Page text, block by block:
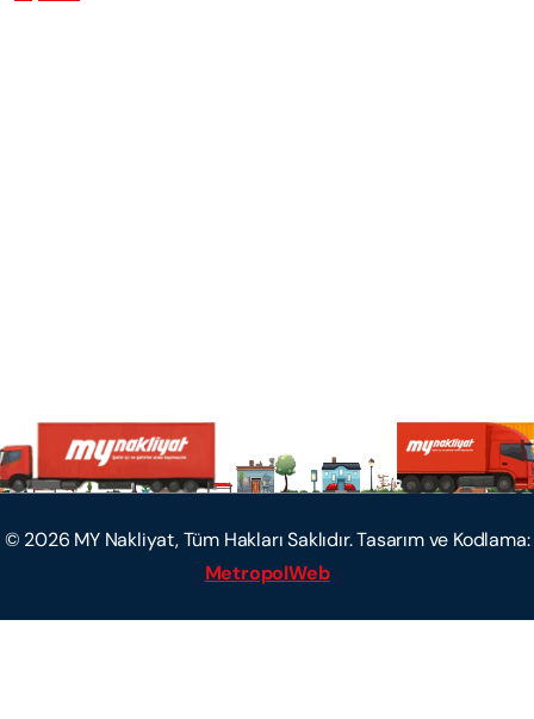
© 2026 MY Nakliyat, Tüm Hakları Saklıdır. Tasarım ve Kodlama:
MetropolWeb